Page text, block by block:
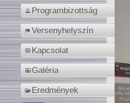
Programbizottság
Versenyhelyszín
Kapcsolat
Galéria
Eredmények